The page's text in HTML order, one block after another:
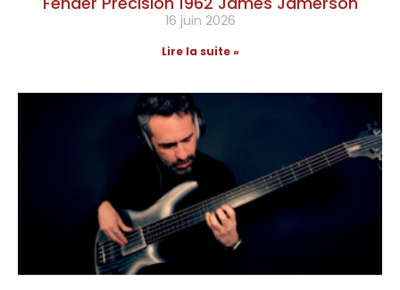
16 juin 2026
Lire la suite »